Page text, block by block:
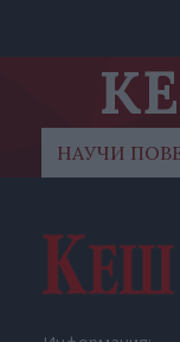
НАУЧИ